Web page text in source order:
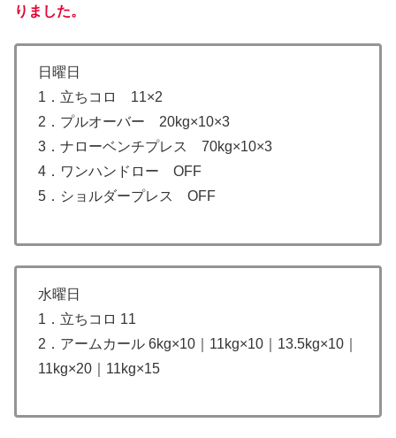
りました。
日曜日
1．立ちコロ 11×2
2．プルオーバー 20kg×10×3
3．ナローベンチプレス 70kg×10×3
4．ワンハンドロー OFF
5．ショルダープレス OFF
水曜日
1．立ちコロ 11
2．アームカール 6kg×10｜11kg×10｜13.5kg×10｜
11kg×20｜11kg×15